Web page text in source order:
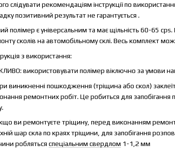
слідувати рекомендаціям інструкції по
позитивний результат не гарантується .
полімер є універсальним та має щільність 60-65
сколів на автомобільному склі. Весь комплект
з використання:
використовувати полімер віключно за умови
виникненні пошкодження (тріщина або скол)
ремонтних робіт. Це робиться для
ви ремонтуєте тріщину, перед виконанням
шар скла по краях тріщини, для запобігання
робляться спеціальним свердлом 1-1,2 мм